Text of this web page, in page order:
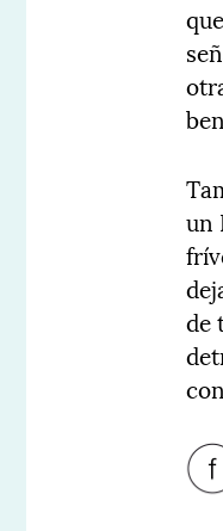
un
de